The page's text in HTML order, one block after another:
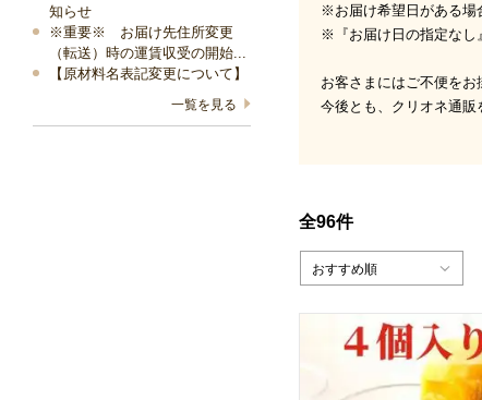
※お届け希望日がある場
※『お届け日の指定なし
お客さまにはご不便をお
今後とも、クリオネ通販
全96件
おすすめ順
知らせ
※重要※ お届け先住所変更
（転送）時の運賃収受の開始...
【原材料名表記変更について】
一覧を見る